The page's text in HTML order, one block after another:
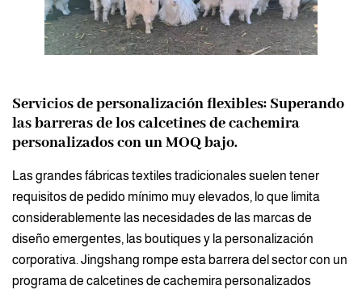
Servicios de personalización flexibles: Superando
las barreras de los calcetines de cachemira
personalizados con un MOQ bajo.
Las grandes fábricas textiles tradicionales suelen tener
requisitos de pedido mínimo muy elevados, lo que limita
considerablemente las necesidades de las marcas de
diseño emergentes, las boutiques y la personalización
corporativa. Jingshang rompe esta barrera del sector con un
programa de calcetines de cachemira personalizados